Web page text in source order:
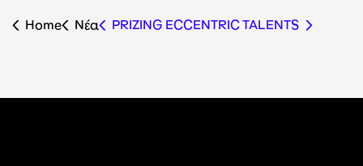
Home Nέα PRIZING ECCENTRIC TALENTS